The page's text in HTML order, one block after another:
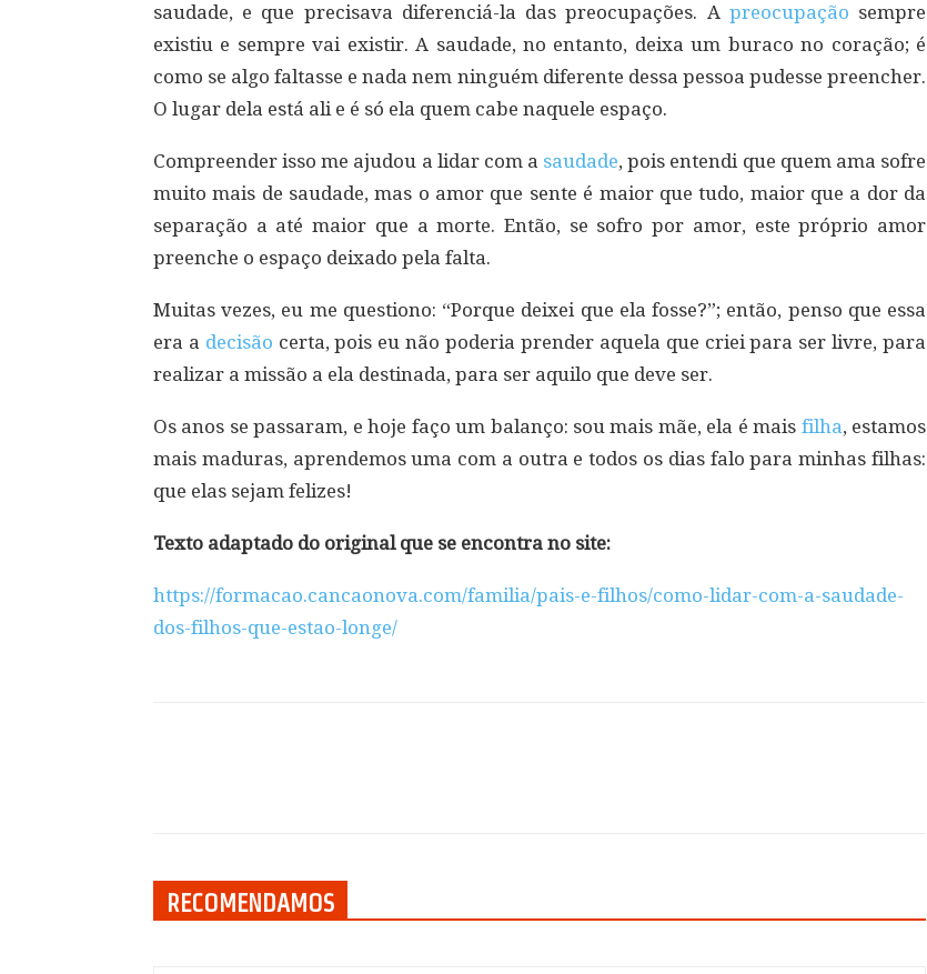
saudade, e que precisava diferenciá-la das preocupações. A preocupação sempre
existiu e sempre vai existir. A saudade, no entanto, deixa um buraco no coração; é
como se algo faltasse e nada nem ninguém diferente dessa pessoa pudesse preencher.
O lugar dela está ali e é só ela quem cabe naquele espaço.
Compreender isso me ajudou a lidar com a saudade, pois entendi que quem ama sofre
muito mais de saudade, mas o amor que sente é maior que tudo, maior que a dor da
separação a até maior que a morte. Então, se sofro por amor, este próprio amor
preenche o espaço deixado pela falta.
Muitas vezes, eu me questiono: “Porque deixei que ela fosse?”; então, penso que essa
era a decisão certa, pois eu não poderia prender aquela que criei para ser livre, para
realizar a missão a ela destinada, para ser aquilo que deve ser.
Os anos se passaram, e hoje faço um balanço: sou mais mãe, ela é mais filha, estamos
mais maduras, aprendemos uma com a outra e todos os dias falo para minhas filhas:
que elas sejam felizes!
Texto adaptado do original que se encontra no site:
https://formacao.cancaonova.com/familia/pais-e-filhos/como-lidar-com-a-saudade-
dos-filhos-que-estao-longe/
RECOMENDAMOS